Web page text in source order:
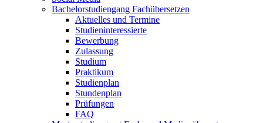
Bachelorstudiengang Fachübersetzen
Aktuelles und Termine
Studieninteressierte
Bewerbung
Zulassung
Studium
Praktikum
Studienplan
Stundenplan
Prüfungen
FAQ